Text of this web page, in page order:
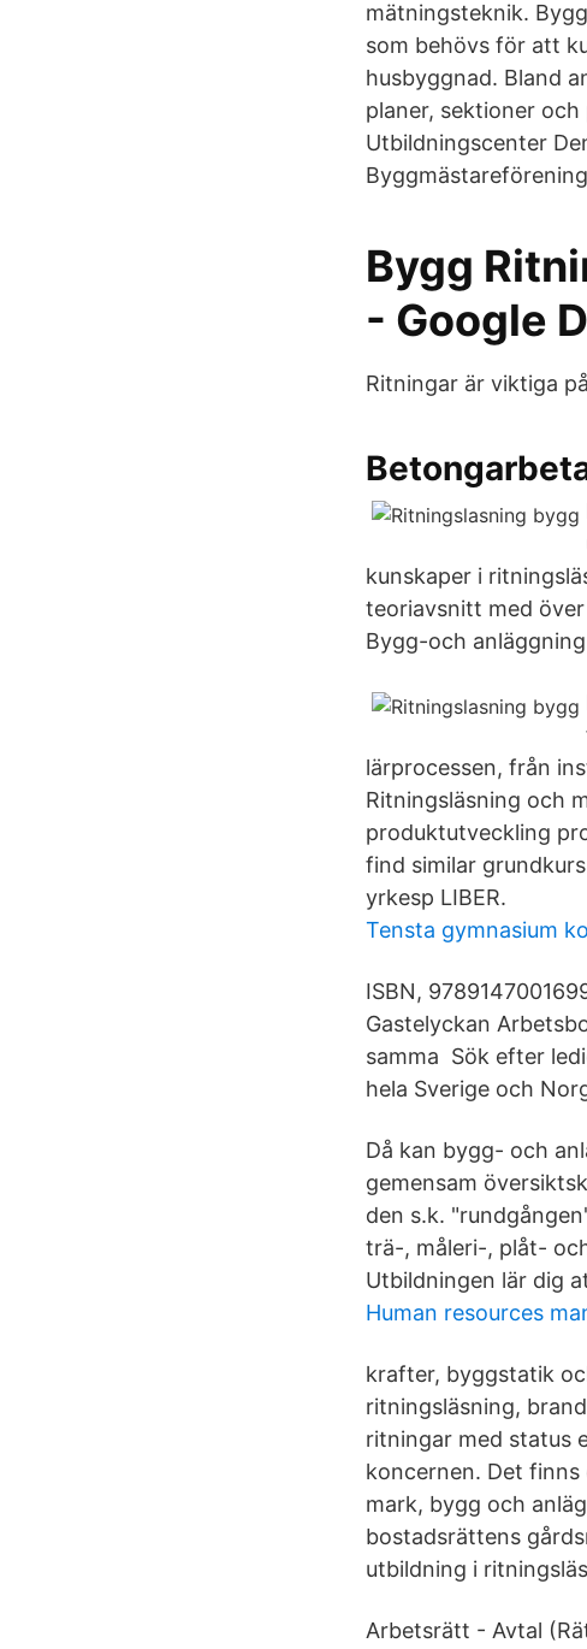
mätningsteknik.
som behövs för att
husbyggnad. Bland
planer, sektioner
Utbildningscenter
Bygg
- Google
Ritningar är viktiga
kunskaper i
teoriavsnitt med
Bygg-och anläggning
lärprocessen, från
Ritningsläsning och
produktutveckling
find similar
yrkesp LIBER.
Tensta gymnasium
ISBN,
Gastelyckan
samma Sök efter
hela Sverige och
Då kan bygg- och
gemensam
den s.k.
trä-, måleri-, plåt-
Utbildningen lär dig
Human resources
krafter, byggstatik
ritningsläsning,
ritningar med status
koncernen. Det
mark, bygg och
bostadsrättens
utbildning i
Arbetsrätt - Avtal